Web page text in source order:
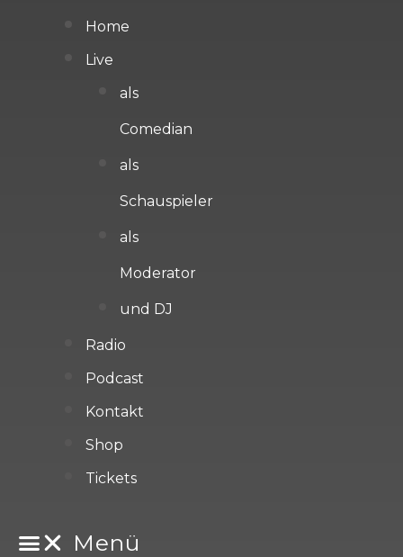
Home
Live
als
Comedian
als
Schauspieler
als
Moderator
und DJ
Radio
Podcast
Kontakt
Shop
Tickets
Menü